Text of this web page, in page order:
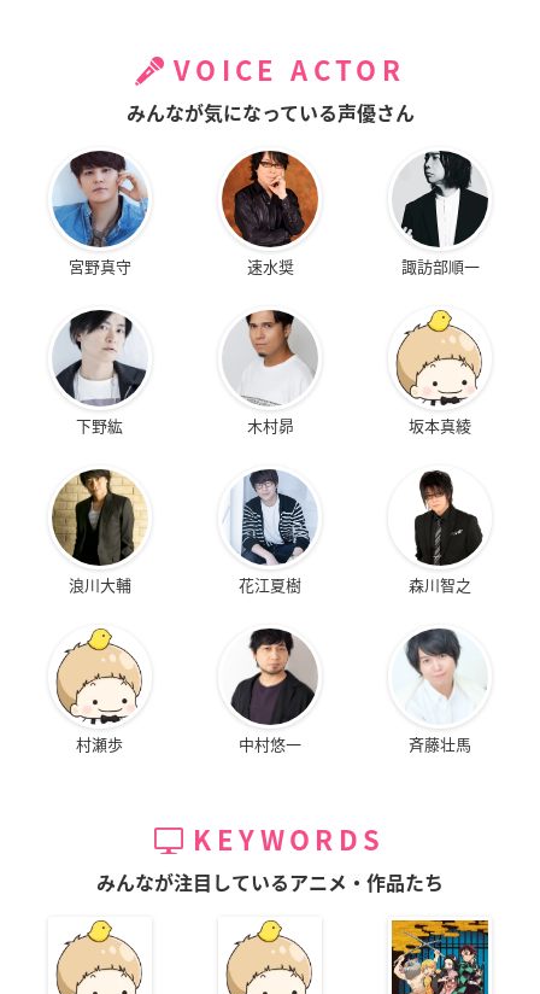
VOICE ACTOR
みんなが気になっている声優さん
宮野真守 速水奨 諏訪部順一
下野紘 木村昴 坂本真綾
浪川大輔 花江夏樹 森川智之
村瀬歩 中村悠一 斉藤壮馬
KEYWORDS
みんなが注目しているアニメ・作品たち